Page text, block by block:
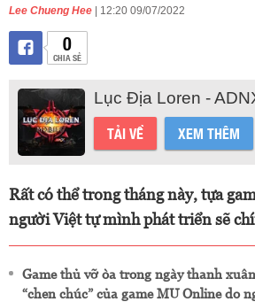
Lee Chueng Hee | 12:20 09/07/2022
0
CHIA SẺ
Lục Địa Loren -
TẢI VỀ XEM THÊM
Rất có thể trong tháng này, tựa
người Việt tự mình phát triển sẽ
Game thủ vỡ òa trong ngày thanh
“chen chúc” của game MU Online do